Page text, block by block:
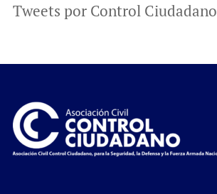
Tweets por Control Ciudadano